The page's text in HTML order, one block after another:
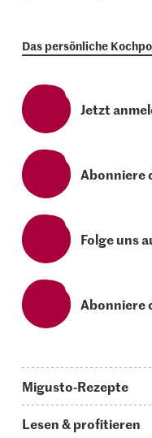
Das persönliche
Jetzt
Abonniere
Folge uns
Abonniere
Migusto-Rezepte
Lesen & profitieren